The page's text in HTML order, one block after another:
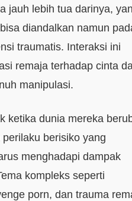
jauh lebih tua darinya,
diandalkan namun
traumatis. Interaksi ini
remaja terhadap cinta
manipulasi.
ketika dunia mereka
berisiko yang
menghadapi dampak
kompleks seperti
porn, dan trauma